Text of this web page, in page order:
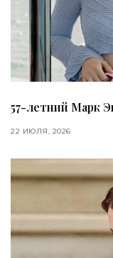
57-летний Марк
22 ИЮЛЯ, 2026